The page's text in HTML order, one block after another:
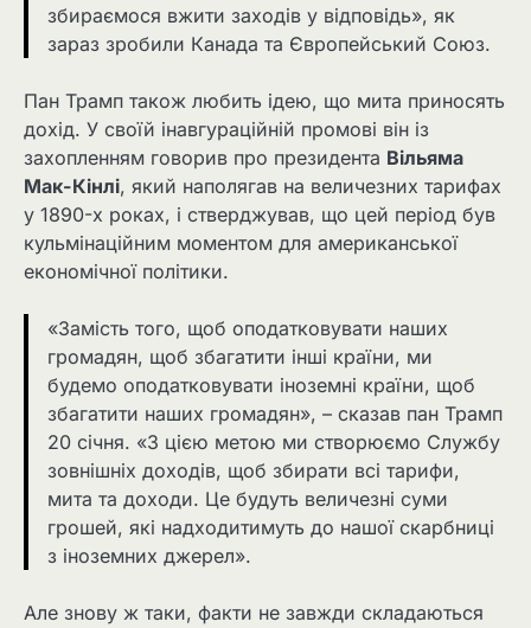
збираємося вжити заходів у відповідь», як
зараз зробили Канада та Європейський Союз.
Пан Трамп також любить ідею, що мита приносять
дохід. У своїй інавгураційній промові він із
захопленням говорив про президента Вільяма
Мак-Кінлі, який наполягав на величезних тарифах
у 1890-х роках, і стверджував, що цей період був
кульмінаційним моментом для американської
економічної політики.
«Замість того, щоб оподатковувати наших
громадян, щоб збагатити інші країни, ми
будемо оподатковувати іноземні країни, щоб
збагатити наших громадян», – сказав пан Трамп
20 січня. «З цією метою ми створюємо Службу
зовнішніх доходів, щоб збирати всі тарифи,
мита та доходи. Це будуть величезні суми
грошей, які надходитимуть до нашої скарбниці
з іноземних джерел».
Але знову ж таки, факти не завжди складаються